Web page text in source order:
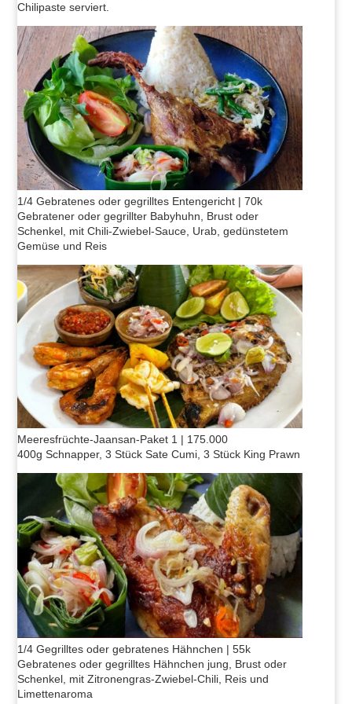
Chilipaste serviert.
1/4 Gebratenes oder gegrilltes Entengericht | 70k
Gebratener oder gegrillter Babyhuhn, Brust oder
Schenkel, mit Chili-Zwiebel-Sauce, Urab, gedünstetem
Gemüse und Reis
Meeresfrüchte-Jaansan-Paket 1 | 175.000
400g Schnapper, 3 Stück Sate Cumi, 3 Stück King Prawn
1/4 Gegrilltes oder gebratenes Hähnchen | 55k
Gebratenes oder gegrilltes Hähnchen jung, Brust oder
Schenkel, mit Zitronengras-Zwiebel-Chili, Reis und
Limettenaroma